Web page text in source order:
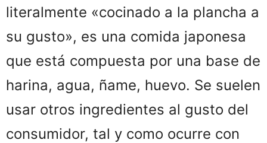
literalmente «cocinado a la plancha a
su gusto», es una comida japonesa
que está compuesta por una base de
harina, agua, ñame, huevo. Se suelen
usar otros ingredientes al gusto del
consumidor, tal y como ocurre con